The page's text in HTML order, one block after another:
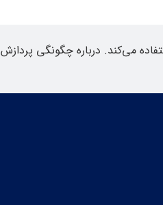
می‌کند. درباره چگونگی